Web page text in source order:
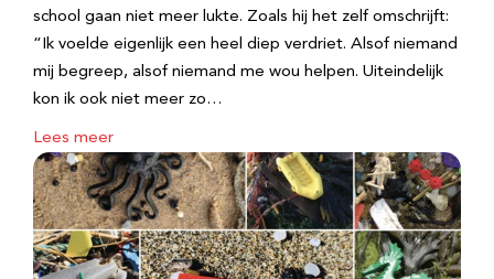
school gaan niet meer lukte. Zoals hij het zelf omschrijft:
“Ik voelde eigenlijk een heel diep verdriet. Alsof niemand
mij begreep, alsof niemand me wou helpen. Uiteindelijk
kon ik ook niet meer zo…
Lees meer